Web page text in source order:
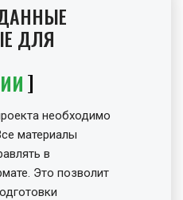
ДЛЯ
необходимо
материалы
в
Это позволит